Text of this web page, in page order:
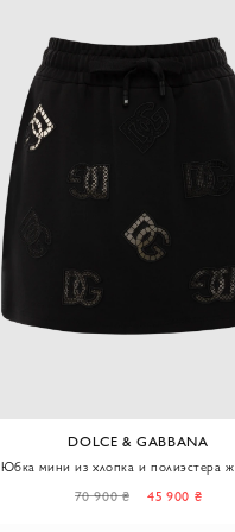
DOLCE & GABBANA
Юбка мини из хлопка и полиэстера
70 900 ₴ 45 900 ₴